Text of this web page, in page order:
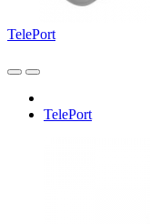
TelePort
TelePort